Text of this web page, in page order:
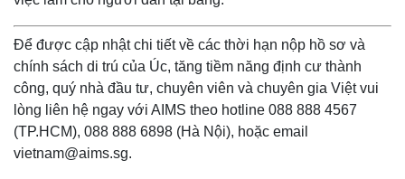
Để được cập nhật chi tiết về các thời hạn nộp hồ sơ và
chính sách di trú của Úc, tăng tiềm năng định cư thành
công, quý nhà đầu tư, chuyên viên và chuyên gia Việt vui
lòng liên hệ ngay với AIMS theo hotline 088 888 4567
(TP.HCM), 088 888 6898 (Hà Nội), hoặc email
vietnam@aims.sg.